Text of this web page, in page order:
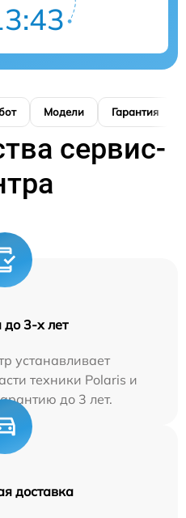
Модели Гарантия
сервис-
до 3-х лет
устанавливает
техники Polaris и
до 3 лет.
доставка